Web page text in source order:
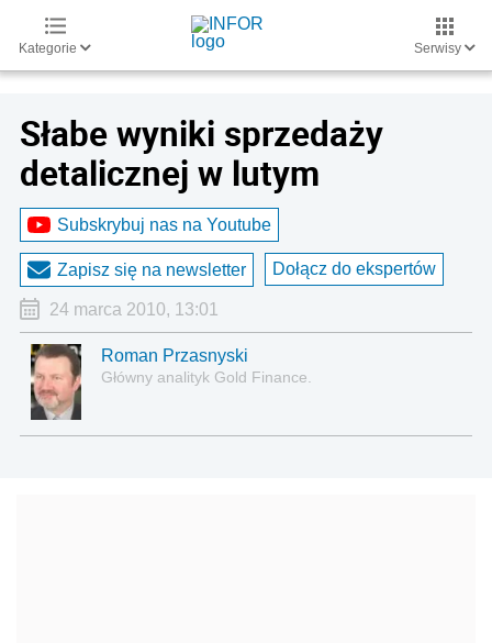
Kategorie Serwisy
Słabe wyniki sprzedaży
detalicznej w lutym
Subskrybuj nas na Youtube
Zapisz się na newsletter Dołącz do ekspertów
24 marca 2010, 13:01
Roman Przasnyski
Główny analityk Gold Finance.